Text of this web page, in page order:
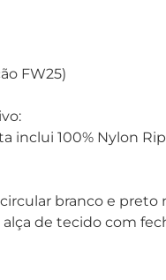
FW25)
inclui 100% Nylon
branco e preto
de tecido com